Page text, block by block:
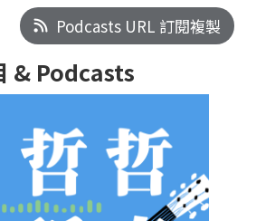
Podcasts URL 訂閱複製
& Podcasts